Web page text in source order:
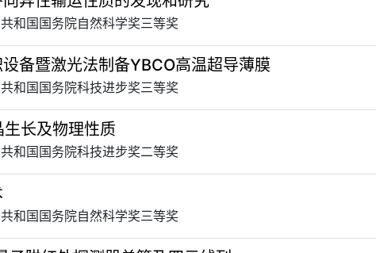
和国国务院自然科学奖三等奖
备暨激光法制备YBCO高温超导薄膜
和国国务院科技进步奖三等奖
长及物理性质
和国国务院科技进步奖二等奖
和国国务院自然科学奖三等奖